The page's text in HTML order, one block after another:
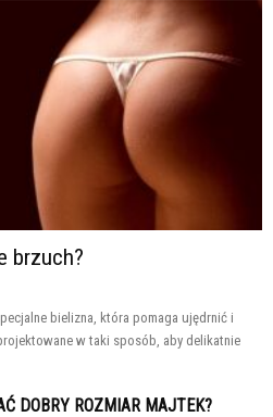
brzuch?
bielizna, która pomaga ujędrnić i
w taki sposób, aby delikatnie
DOBRY ROZMIAR MAJTEK?